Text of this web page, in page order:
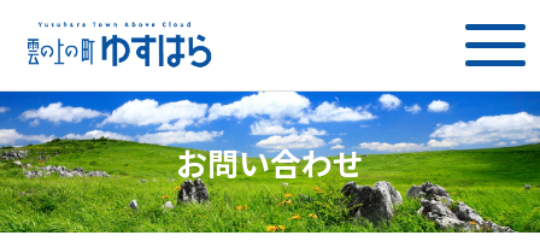
お問い合わせ